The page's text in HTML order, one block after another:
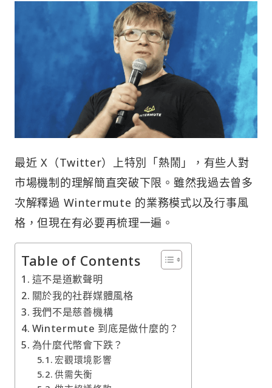
最近 X（Twitter）上特別「熱鬧」，有些人對
市場機制的理解簡直突破下限。雖然我過去曾多
次解釋過 Wintermute 的業務模式以及行事風
格，但現在有必要再梳理一遍。
Table of Contents
這不是道歉聲明
關於我的社群媒體風格
我們不是慈善機構
Wintermute 到底是做什麼的？
為什麼代幣會下跌？
宏觀環境影響
供需失衡